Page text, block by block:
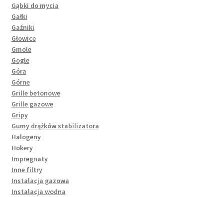
Gąbki do mycia
Gałki
Gaźniki
Głowice
Gmole
Gogle
Góra
Górne
Grille betonowe
Grille gazowe
Gripy
Gumy drążków stabilizatora
Halogeny
Hokery
Impregnaty
Inne filtry
Instalacja gazowa
Instalacja wodna